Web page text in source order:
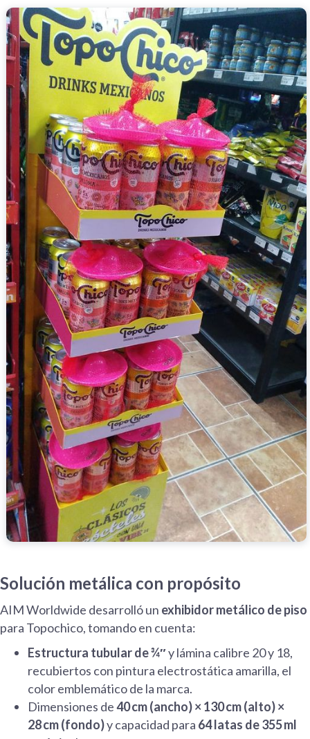
Solución metálica con propósito
AIM Worldwide desarrolló un exhibidor metálico de piso
para Topochico, tomando en cuenta:
Estructura tubular de ¾″y lámina calibre 20 y 18,
recubiertos con pintura electrostática amarilla, el
color emblemático de la marca.
Dimensiones de40 cm (ancho) × 130 cm (alto) ×
28 cm (fondo)y capacidad para 64 latas de 355 ml